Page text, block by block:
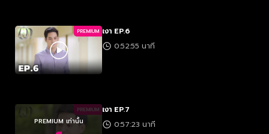
PREMIUM เงา EP.6
0:52:55 นาที
PREMIUM
PREMIUM เท่านั้น
เงา EP.7
0:57:23 นาที